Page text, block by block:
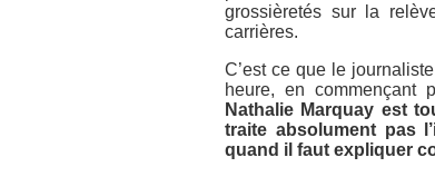
grossièretés sur la
carrières.
C’est ce que le
heure, en commençant
Nathalie Marquay est
traite absolument pas
quand il faut expliquer